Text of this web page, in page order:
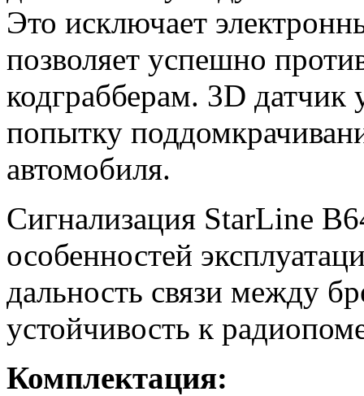
Это исключает
позволяет успешно
кодграбберам. 3D датчик
попытку
автомобиля.
Сигнализация StarLine
особенностей
дальность связи между
устойчивость к
Комплектация: